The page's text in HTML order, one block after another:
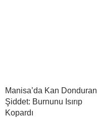
Manisa’da Kan Donduran
Şiddet: Burnunu Isırıp
Kopardı